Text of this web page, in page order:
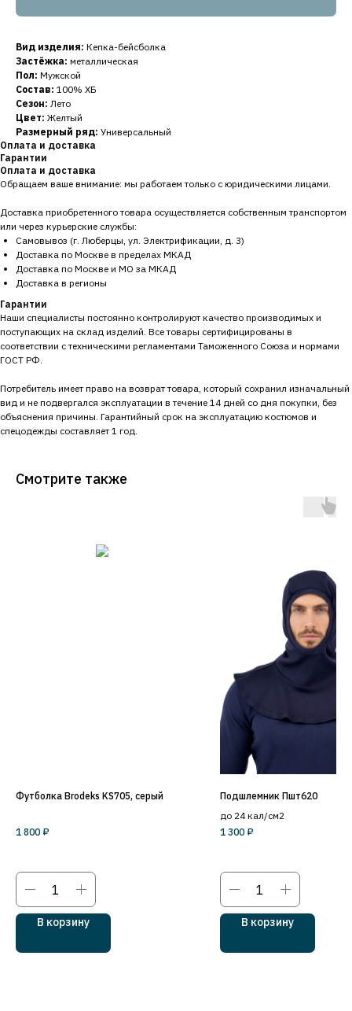
Вид изделия: Кепка-бейсболка
Застёжка: металлическая
Пол: Мужской
Состав: 100% ХБ
Сезон: Лето
Цвет: Желтый
Размерный ряд: Универсальный
Оплата и доставка
Гарантии
Оплата и доставка
Обращаем ваше внимание: мы работаем только с юридическими лицами.
Доставка приобретенного товара осуществляется собственным транспортом
или через курьерские службы:
Самовывоз (г. Люберцы, ул. Электрификации, д. 3)
Доставка по Москве в пределах МКАД
Доставка по Москве и МО за МКАД
Доставка в регионы
Гарантии
Наши специалисты постоянно контролируют качество производимых и
поступающих на склад изделий. Все товары сертифицированы в
соответствии с техническими регламентами Таможенного Союза и нормами
ГОСТ РФ.
Потребитель имеет право на возврат товара, который сохранил изначальный
вид и не подвергался эксплуатации в течение 14 дней со дня покупки, без
объяснения причины. Гарантийный срок на эксплуатацию костюмов и
спецодежды составляет 1 год.
Смотрите также
Футболка Brodeks KS705, серый
1 800 ₽
В корзину
Подшлемник Пшт620
до 24 кал/см2
1 300 ₽
В корзину